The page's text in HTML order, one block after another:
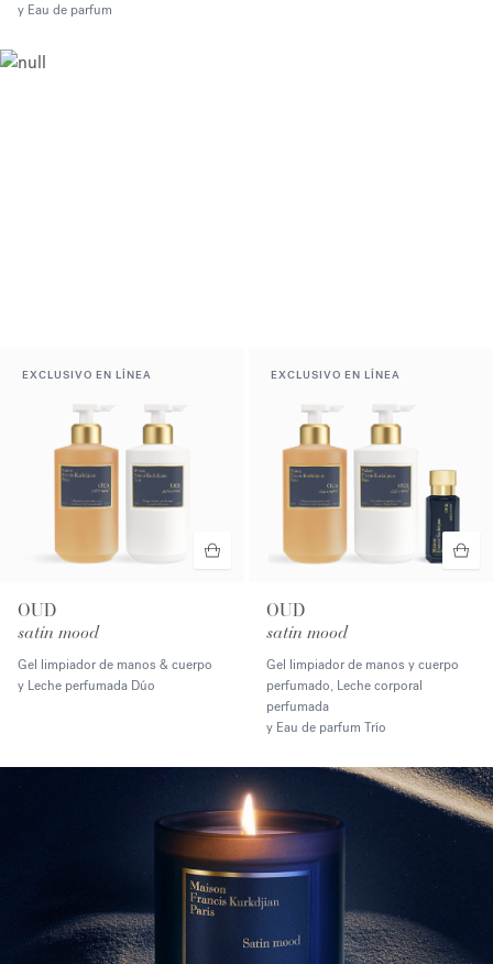
y Eau de parfum
EXCLUSIVO EN LÍNEA
OUD
satin mood
Gel limpiador de manos & cuerpo
y Leche perfumada Dúo
EXCLUSIVO EN LÍNEA
OUD
satin mood
Gel limpiador de manos y cuerpo
perfumado, Leche corporal
perfumada
y Eau de parfum Trío